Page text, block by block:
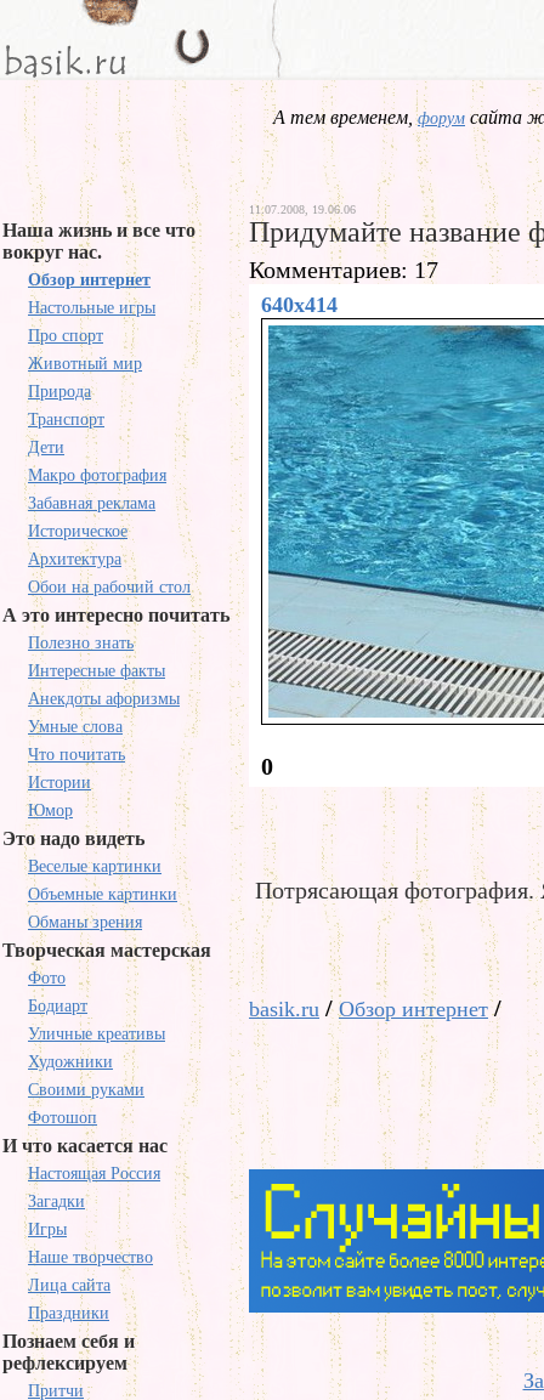
А тем временем,форум сайта
Наша жизнь и все что
вокруг нас.
Обзор интернет
Настольные игры
Про спорт
Животный мир
Природа
Транспорт
Дети
Макро фотография
Забавная реклама
Историческое
Архитектура
Обои на рабочий стол
А это интересно почитать
Полезно знать
Интересные факты
Анекдоты афоризмы
Умные слова
Что почитать
Истории
Юмор
Это надо видеть
Веселые картинки
Объемные картинки
Обманы зрения
Творческая мастерская
Фото
Бодиарт
Уличные креативы
Художники
Своими руками
Фотошоп
И что касается нас
Настоящая Россия
Загадки
Игры
Наше творчество
Лица сайта
Праздники
Познаем себя и
рефлексируем
Притчи
11.07.2008, 19.06.06
Придумайте название
Комментариев: 17
640x414
0
Потрясающая фотография.
basik.ru /Обзор интернет/